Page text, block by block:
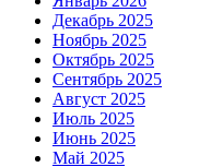
Декабрь 2025
Ноябрь 2025
Октябрь 2025
Сентябрь 2025
Август 2025
Июль 2025
Июнь 2025
Май 2025